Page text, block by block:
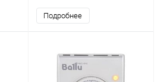
Подробнее